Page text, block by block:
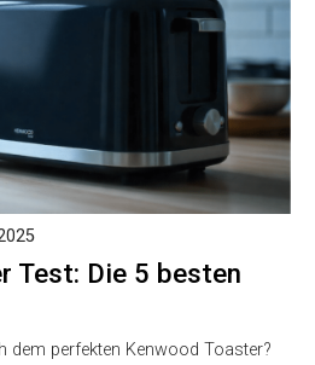
Test: Die 5 besten
dem perfekten Kenwood Toaster?